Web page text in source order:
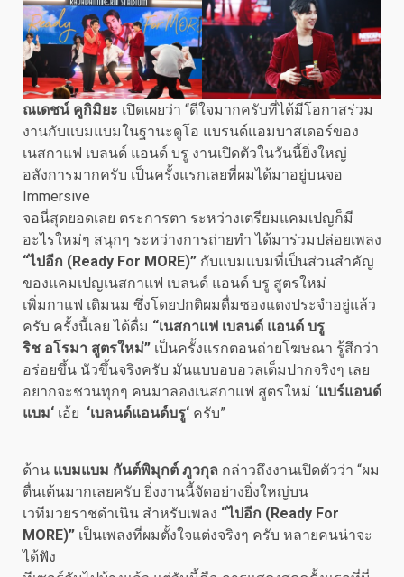
ณเดชน์ คูกิมิยะ เปิดเผยว่า “ดีใจมากครับที่ได้มีโอกาสร่วม
งานกับแบมแบมในฐานะดูโอ แบรนด์แอมบาสเดอร์ของ
เนสกาแฟ เบลนด์ แอนด์ บรู งานเปิดตัวในวันนี้ยิ่งใหญ่
อลังการมากครับ เป็นครั้งแรกเลยที่ผมได้มาอยู่บนจอ
Immersive
จอนี่สุดยอดเลย ตระการตา ระหว่างเตรียมแคมเปญก็มี
อะไรใหม่ๆ สนุกๆ ระหว่างการถ่ายทำ ได้มาร่วมปล่อยเพลง
“ไปอีก (Ready For MORE)” กับแบมแบมที่เป็นส่วนสำคัญ
ของแคมเปญเนสกาแฟ เบลนด์ แอนด์ บรู สูตรใหม่
เพิ่มกาแฟ เติมนม ซึ่งโดยปกติผมดื่มซองแดงประจำอยู่แล้ว
ครับ ครั้งนี้เลย ได้ดื่ม “เนสกาแฟ เบลนด์ แอนด์ บรู
ริช อโรมา สูตรใหม่” เป็นครั้งแรกตอนถ่ายโฆษณา รู้สึกว่า
อร่อยขึ้น นัวขึ้นจริงครับ มันแบบอบอวลเต็มปากจริงๆ เลย
อยากจะชวนทุกๆ คนมาลองเนสกาแฟ สูตรใหม่ ‘แบร์แอนด์
แบม‘ เอ้ย ‘เบลนด์แอนด์บรู‘ ครับ”
ด้าน แบมแบม กันต์พิมุกต์ ภูวกุล กล่าวถึงงานเปิดตัวว่า “ผม
ตื่นเต้นมากเลยครับ ยิ่งงานนี้จัดอย่างยิ่งใหญ่บน
เวทีมวยราชดำเนิน สำหรับเพลง “ไปอีก (Ready For
MORE)” เป็นเพลงที่ผมตั้งใจแต่งจริงๆ ครับ หลายคนน่าจะ
ได้ฟัง